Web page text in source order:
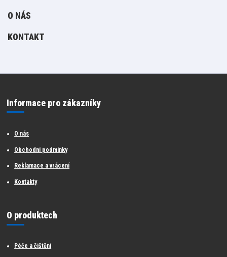
O NÁS
KONTAKT
Informace pro zákazníky
O nás
Obchodní podmínky
Reklamace a vrácení
Kontakty
O produktech
Péče a čištění